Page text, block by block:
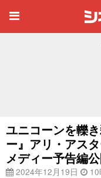
ユニコーンを轢
ー』アリ・アス
メディー予告編
2024年12月19日